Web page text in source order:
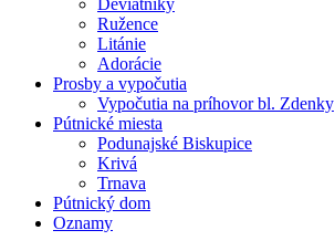
Ružence
Litánie
Adorácie
Prosby a vypočutia
Vypočutia na príhovor bl. Zdenky
Pútnické miesta
Podunajské Biskupice
Krivá
Trnava
Pútnický dom
Oznamy